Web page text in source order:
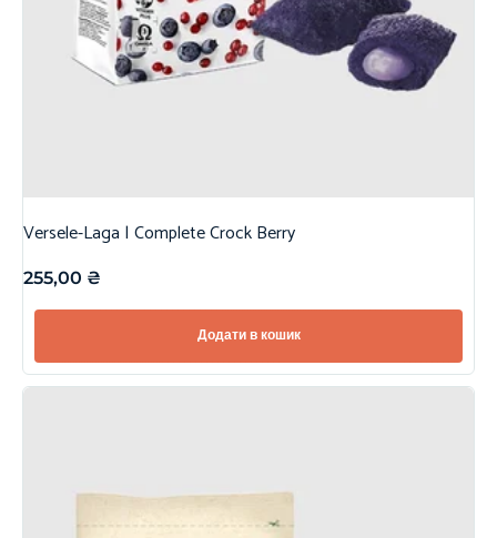
Versele-Laga | Complete Crock Berry
255,00 ₴
Додати в кошик